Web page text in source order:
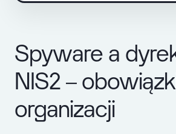
Spyware a
NIS2 –
organizacji